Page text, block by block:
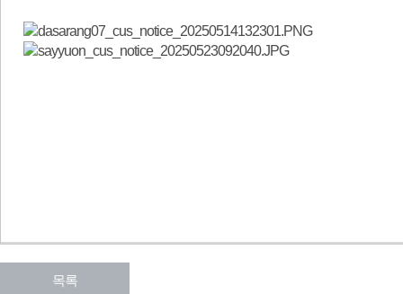
목록